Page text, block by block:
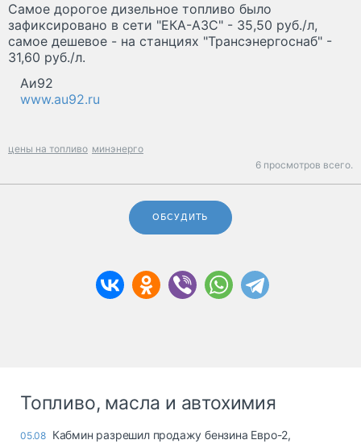
Самое дорогое дизельное топливо было
зафиксировано в сети "ЕКА-АЗС" - 35,50 руб./л,
самое дешевое - на станциях "Трансэнергоснаб" -
31,60 руб./л.
Аи92
www.au92.ru
цены на топливо минэнерго
6 просмотров всего.
ОБСУДИТЬ
Топливо, масла и автохимия
05.08 Кабмин разрешил продажу бензина Евро-2,